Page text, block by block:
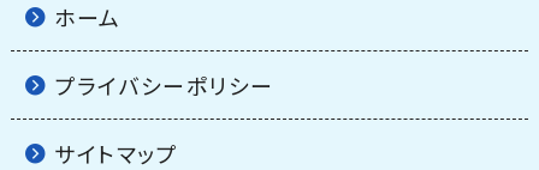
ホーム
プライバシーポリシー
サイトマップ